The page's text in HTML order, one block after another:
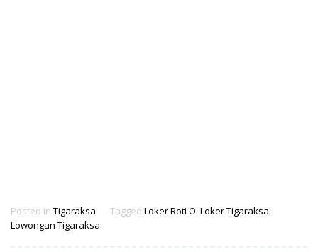
Posted in Tigaraksa Tagged Loker Roti O, Loker Tigaraksa,
Lowongan Tigaraksa